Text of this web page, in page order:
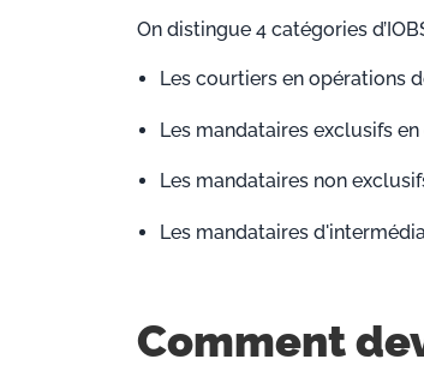
On distingue 4 catégories
Les courtiers en opérations
Les mandataires exclusifs
Les mandataires non
Les mandataires
Comment